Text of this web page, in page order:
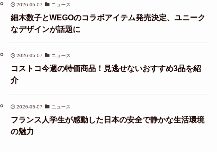
2026-05-07 ニュース
細木数子とWEGOのコラボアイテム発売決定、ユニーク
なデザインが話題に
2026-05-07 ニュース
コストコ今週の特価商品！見逃せないおすすめ3品を紹
介
2026-05-07 ニュース
フランス人学生が感動した日本の安全で静かな生活環境
の魅力